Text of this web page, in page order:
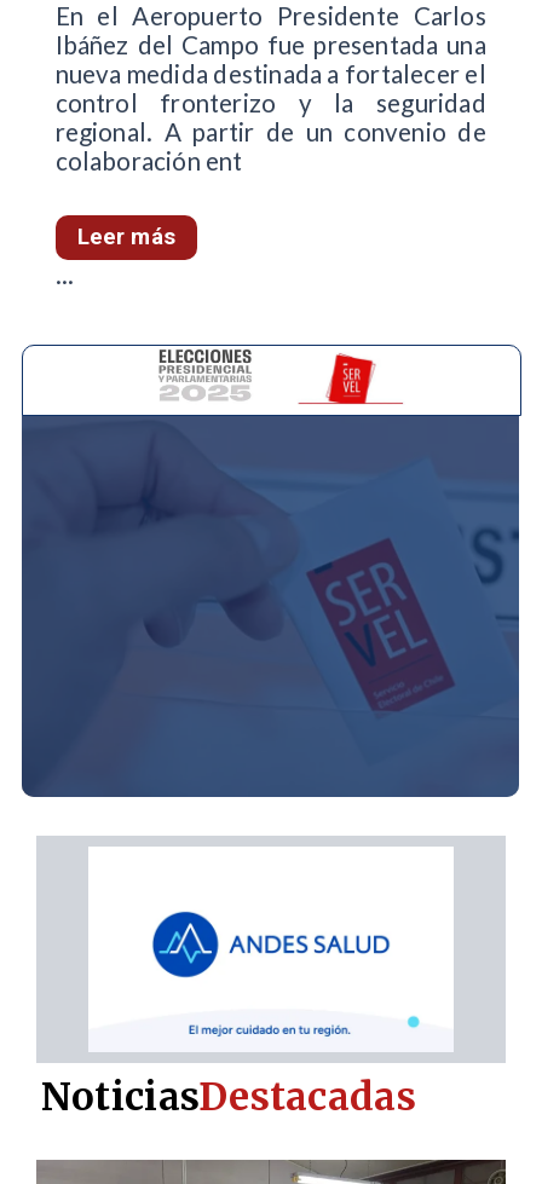
En el Aeropuerto Presidente Carlos
Ibáñez del Campo fue presentada una
nueva medida destinada a fortalecer el
control fronterizo y la seguridad
regional. A partir de un convenio de
colaboración ent
Leer más
...
NoticiasDestacadas